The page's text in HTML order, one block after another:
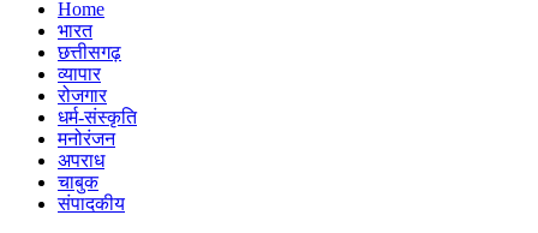
Home
भारत
छत्तीसगढ़
व्यापार
रोजगार
धर्म-संस्कृति
मनोरंजन
अपराध
चाबुक
संपादकीय